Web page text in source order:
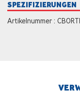
SPEZIFIZIERUNGEN
Artikelnummer :